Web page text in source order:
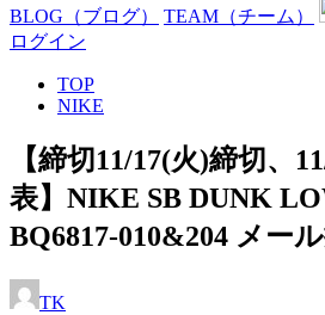
BLOG （ブログ） TEAM （チーム）
ログイン
TOP
NIKE
【締切11/17(火)締切、
表】NIKE SB DUNK
BQ6817-010&204 メー
TK